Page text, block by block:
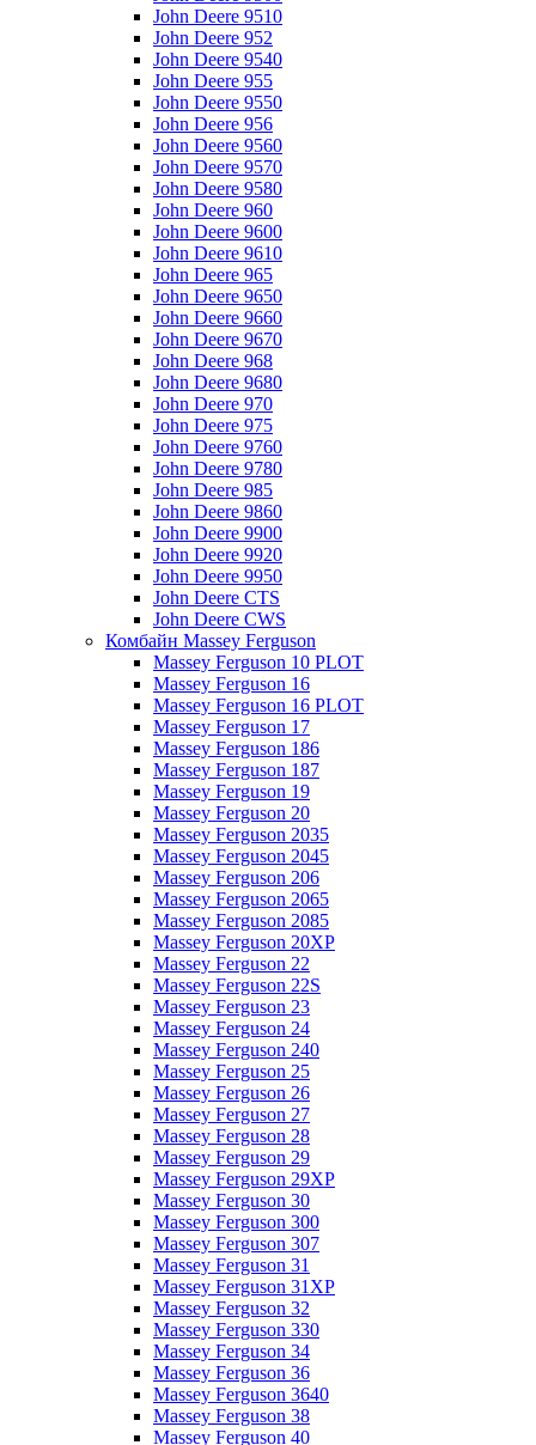
John Deere 9510
John Deere 952
John Deere 9540
John Deere 955
John Deere 9550
John Deere 956
John Deere 9560
John Deere 9570
John Deere 9580
John Deere 960
John Deere 9600
John Deere 9610
John Deere 965
John Deere 9650
John Deere 9660
John Deere 9670
John Deere 968
John Deere 9680
John Deere 970
John Deere 975
John Deere 9760
John Deere 9780
John Deere 985
John Deere 9860
John Deere 9900
John Deere 9920
John Deere 9950
John Deere CTS
John Deere CWS
Комбайн Massey Ferguson
Massey Ferguson 10 PLOT
Massey Ferguson 16
Massey Ferguson 16 PLOT
Massey Ferguson 17
Massey Ferguson 186
Massey Ferguson 187
Massey Ferguson 19
Massey Ferguson 20
Massey Ferguson 2035
Massey Ferguson 2045
Massey Ferguson 206
Massey Ferguson 2065
Massey Ferguson 2085
Massey Ferguson 20XP
Massey Ferguson 22
Massey Ferguson 22S
Massey Ferguson 23
Massey Ferguson 24
Massey Ferguson 240
Massey Ferguson 25
Massey Ferguson 26
Massey Ferguson 27
Massey Ferguson 28
Massey Ferguson 29
Massey Ferguson 29XP
Massey Ferguson 30
Massey Ferguson 300
Massey Ferguson 307
Massey Ferguson 31
Massey Ferguson 31XP
Massey Ferguson 32
Massey Ferguson 330
Massey Ferguson 34
Massey Ferguson 36
Massey Ferguson 3640
Massey Ferguson 38
Massey Ferguson 40